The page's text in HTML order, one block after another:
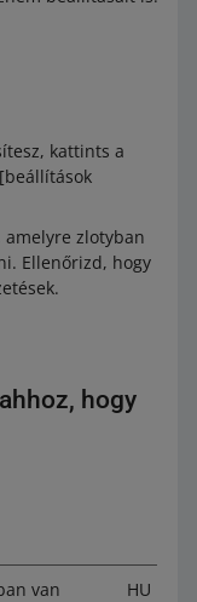
kattints a
amelyre zlotyban
Ellenőrizd, hogy
hogy
van
HU